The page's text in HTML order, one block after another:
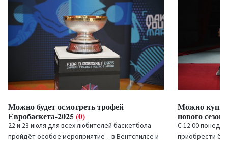
Можно будет осмотреть трофей
Евробаскета-2025(0)
22 и 23 июля для всех любителей баскетбола
пройдёт особое мероприятие – в Вентспилсе и
Можно
нового
С 12.00
приобрести